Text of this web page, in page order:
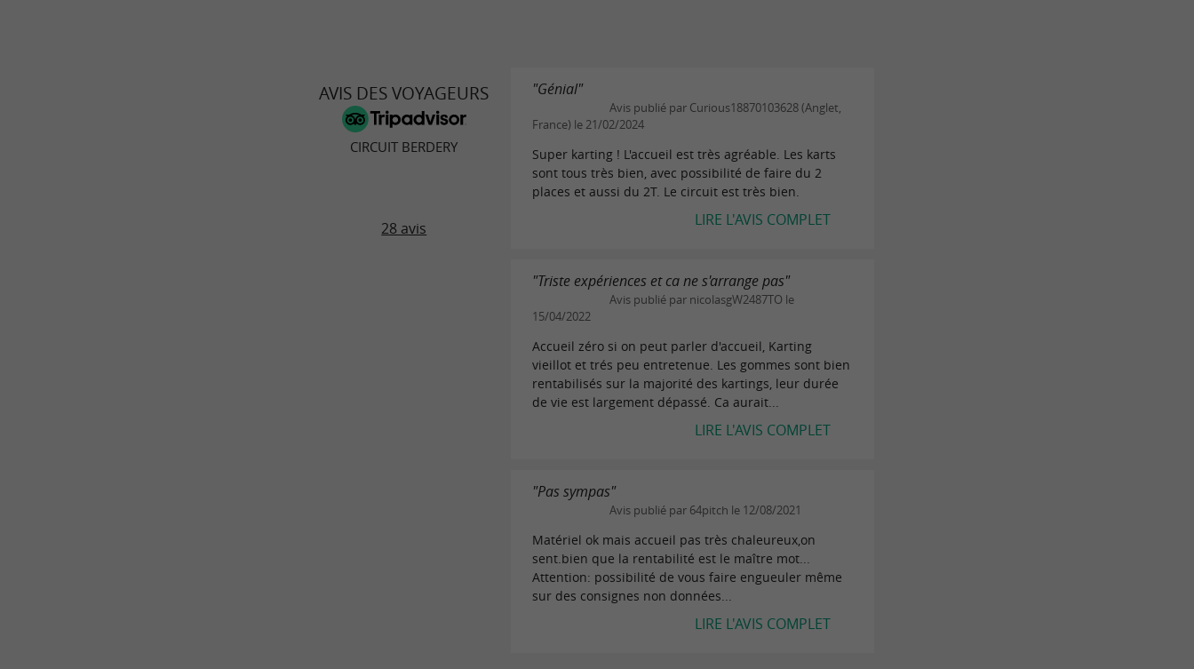
AVIS DES VOYAGEURS
CIRCUIT BERDERY
28 avis
"Génial"
Avis publié par Curious18870103628 (Anglet,
France) le 21/02/2024
Super karting ! L'accueil est très agréable. Les karts
sont tous très bien, avec possibilité de faire du 2
places et aussi du 2T. Le circuit est très bien.
LIRE L'AVIS COMPLET
"Triste expériences et ca ne s'arrange pas"
Avis publié par nicolasgW2487TO le
15/04/2022
Accueil zéro si on peut parler d'accueil, Karting
vieillot et trés peu entretenue. Les gommes sont bien
rentabilisés sur la majorité des kartings, leur durée
de vie est largement dépassé. Ca aurait...
LIRE L'AVIS COMPLET
"Pas sympas"
Avis publié par 64pitch le 12/08/2021
Matériel ok mais accueil pas très chaleureux,on
sent.bien que la rentabilité est le maître mot...
Attention: possibilité de vous faire engueuler même
sur des consignes non données...
LIRE L'AVIS COMPLET